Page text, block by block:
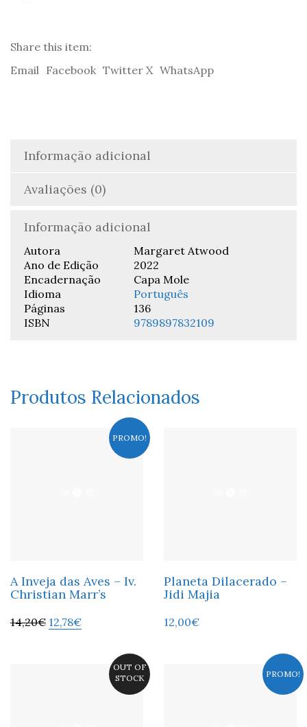
Share this item:
Email Facebook Twitter X WhatsApp
Informação adicional
Avaliações (0)
Informação adicional
Autora
Margaret Atwood
Ano de Edição
2022
Encadernação
Capa Mole
Idioma
Português
Páginas
136
ISBN
9789897832109
Produtos Relacionados
PROMO!
A Inveja das Aves – Iv.
Christian Marr’s
14,20€ 12,78€
Planeta Dilacerado –
Jidi Majia
12,00€
OUT OF
STOCK
PROMO!